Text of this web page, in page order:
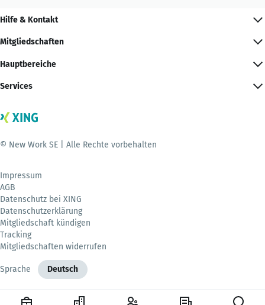
Hilfe & Kontakt
Mitgliedschaften
Hauptbereiche
Services
© New Work SE | Alle Rechte vorbehalten
Impressum
AGB
Datenschutz bei XING
Datenschutzerklärung
Mitgliedschaft kündigen
Tracking
Mitgliedschaften widerrufen
Sprache Deutsch